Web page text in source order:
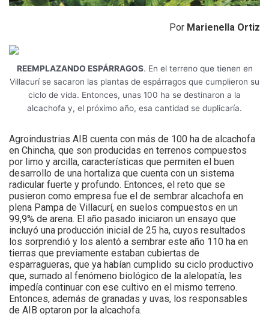
Por Marienella Ortiz
REEMPLAZANDO ESPÁRRAGOS. En el terreno que tienen en
Villacurí se sacaron las plantas de espárragos que cumplieron su
ciclo de vida. Entonces, unas 100 ha se destinaron a la
alcachofa y, el próximo año, esa cantidad se duplicaría.
Agroindustrias AIB cuenta con más de 100 ha de alcachofa
en Chincha, que son producidas en terrenos compuestos
por limo y arcilla, características que permiten el buen
desarrollo de una hortaliza que cuenta con un sistema
radicular fuerte y profundo. Entonces, el reto que se
pusieron como empresa fue el de sembrar alcachofa en
plena Pampa de Villacurí, en suelos compuestos en un
99,9% de arena. El año pasado iniciaron un ensayo que
incluyó una producción inicial de 25 ha, cuyos resultados
los sorprendió y los alentó a sembrar este año 110 ha en
tierras que previamente estaban cubiertas de
esparragueras, que ya habían cumplido su ciclo productivo
que, sumado al fenómeno biológico de la alelopatía, les
impedía continuar con ese cultivo en el mismo terreno.
Entonces, además de granadas y uvas, los responsables
de AIB optaron por la alcachofa.